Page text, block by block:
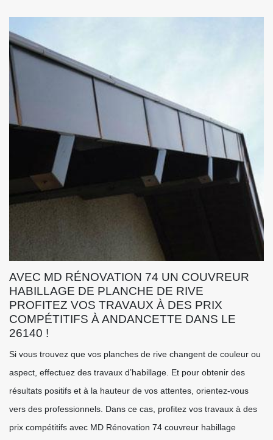
AVEC MD RÉNOVATION 74 UN COUVREUR
HABILLAGE DE PLANCHE DE RIVE
PROFITEZ VOS TRAVAUX À DES PRIX
COMPÉTITIFS À ANDANCETTE DANS LE
26140 !
Si vous trouvez que vos planches de rive changent de couleur ou
aspect, effectuez des travaux d’habillage. Et pour obtenir des
résultats positifs et à la hauteur de vos attentes, orientez-vous
vers des professionnels. Dans ce cas, profitez vos travaux à des
prix compétitifs avec MD Rénovation 74 couvreur habillage